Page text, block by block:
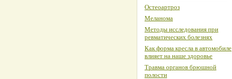
Остеоартроз
Меланома
Методы исследования при
ревматических болезнях
Как форма кресла в автомобиле
влияет на наше здоровье
Травма органов брюшной
полости